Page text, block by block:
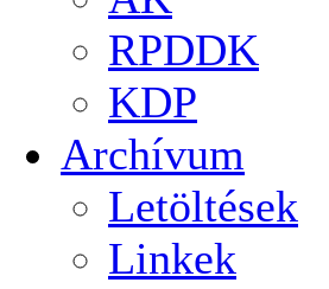
RPDDK
KDP
Archívum
Letöltések
Linkek